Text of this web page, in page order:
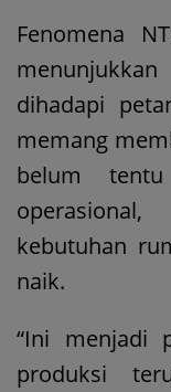
Fenomena
dihadapi
memang
belum
kebutuhan
naik.
“Ini menjadi
produksi